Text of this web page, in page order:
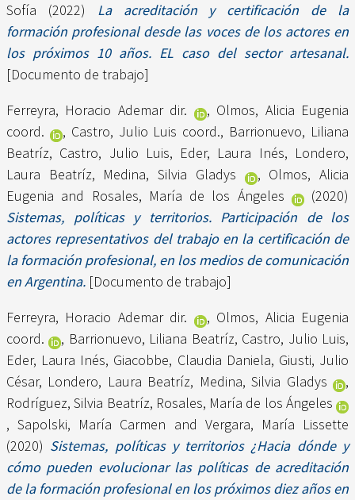
Sofía (2022) La acreditación y certificación de la
formación profesional desde las voces de los actores en
los próximos 10 años. EL caso del sector artesanal.
[Documento de trabajo]
Ferreyra, Horacio Ademar dir.
, Olmos, Alicia Eugenia
coord.
, Castro, Julio Luis coord., Barrionuevo, Liliana
Beatríz, Castro, Julio Luis, Eder, Laura Inés, Londero,
Laura Beatríz, Medina, Silvia Gladys , Olmos, Alicia
Eugenia and Rosales, María de los Ángeles
(2020)
Sistemas, políticas y territorios. Participación de los
actores representativos del trabajo en la certificación de
la formación profesional, en los medios de comunicación
en Argentina. [Documento de trabajo]
Ferreyra, Horacio Ademar dir.
, Olmos, Alicia Eugenia
coord.
, Barrionuevo, Liliana Beatríz, Castro, Julio Luis,
Eder, Laura Inés, Giacobbe, Claudia Daniela, Giusti, Julio
César, Londero, Laura Beatríz, Medina, Silvia Gladys
,
Rodríguez, Silvia Beatríz, Rosales, María de los Ángeles
,Sapolski, María Carmen and Vergara, María Lissette
(2020) Sistemas, políticas y territorios ¿Hacia dónde y
cómo pueden evolucionar las políticas de acreditación
de la formación profesional en los próximos diez años en